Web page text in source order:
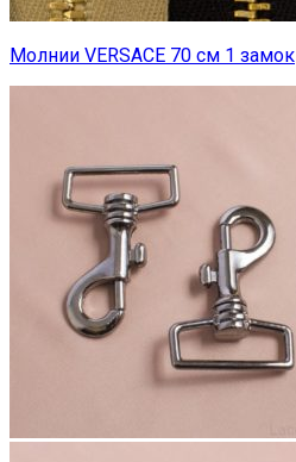
Молнии VERSACE 70 см 1 замок